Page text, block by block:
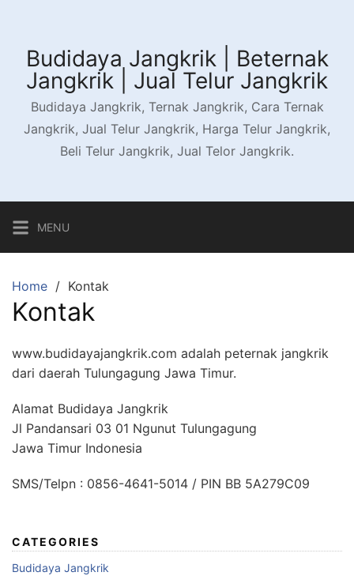
contentBudidaya Jangkrik | Beternak
Jangkrik | Jual Telur Jangkrik
Budidaya Jangkrik, Ternak Jangkrik, Cara Ternak
Jangkrik, Jual Telur Jangkrik, Harga Telur Jangkrik,
Beli Telur Jangkrik, Jual Telor Jangkrik.
MENU
Home Kontak
Kontak
www.budidayajangkrik.com adalah peternak jangkrik
dari daerah Tulungagung Jawa Timur.
Alamat Budidaya Jangkrik
Jl Pandansari 03 01 Ngunut Tulungagung
Jawa Timur Indonesia
SMS/Telpn : 0856-4641-5014 / PIN BB 5A279C09
CATEGORIES
Budidaya Jangkrik